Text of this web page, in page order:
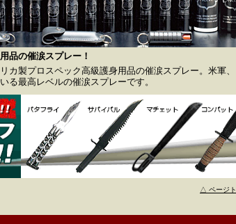
品の催涙スプレー！
カ製プロスペック高級護身用品の催涙スプレー。米軍
る最高レベルの催涙スプレーです。
△ ページ